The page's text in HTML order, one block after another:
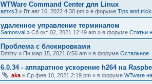
WTWare Command Center для Linux
amxs3 » Вт авг 16, 2022 4:30 pm » в форуме Tips and
удаленное управление терминалом
Samosval » Сб окт 02, 2021 12:49 am » в форуме Статьи
Проблема с блокировками
Dmitry » Пн мар 15, 2021 6:56 am » в форуме Остальное
6.0.34 - аппаратное ускорение h264 на
aka » Ср фев 10, 2021 2:19 pm » в форуме WTware